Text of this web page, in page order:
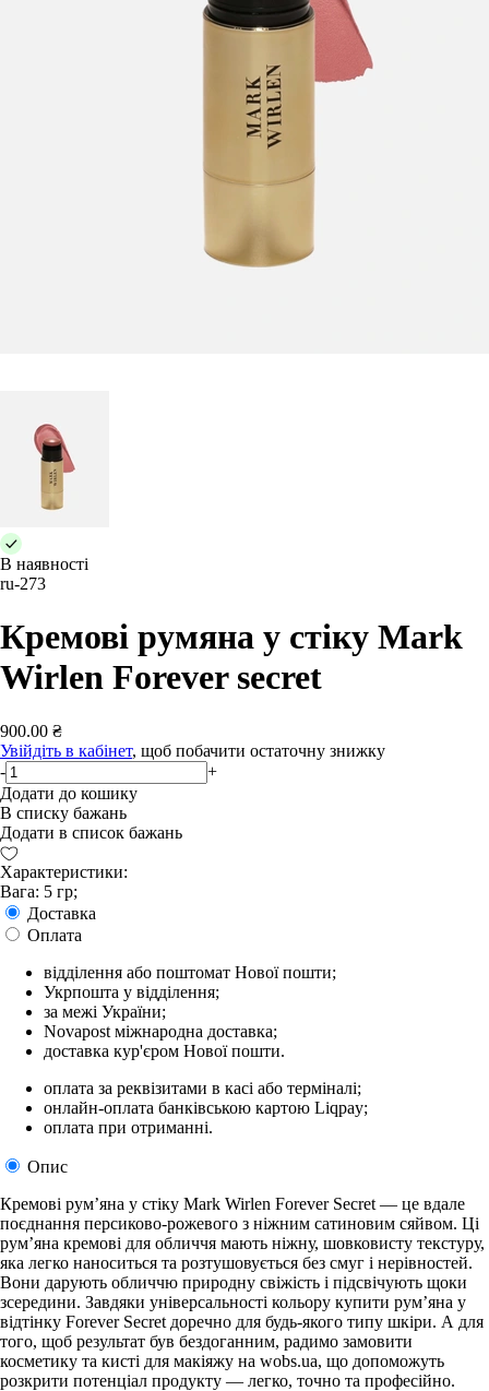
В наявності
ru-273
Кремові румяна у стіку Mark
Wirlen Forever secret
900.00 ₴
Увійдіть в кабінет, щоб побачити остаточну знижку
-
+
Додати до кошику
В списку бажань
Додати в список бажань
Характеристики:
Вага: 5 гр;
Доставка
Оплата
відділення або поштомат Нової пошти;
Укрпошта у відділення;
за межі України;
Novapost міжнародна доставка;
доставка кур'єром Нової пошти.
оплата за реквізитами в касі або терміналі;
онлайн-оплата банківською картою Liqpay;
оплата при отриманні.
Опис
Кремові рум’яна у стіку Mark Wirlen Forever Secret — це вдале
поєднання персиково-рожевого з ніжним сатиновим сяйвом. Ці
рум’яна кремові для обличчя мають ніжну, шовковисту текстуру,
яка легко наноситься та розтушовується без смуг і нерівностей.
Вони дарують обличчю природну свіжість і підсвічують щоки
зсередини. Завдяки універсальності кольору купити рум’яна у
відтінку Forever Secret доречно для будь-якого типу шкіри. А для
того, щоб результат був бездоганним, радимо замовити
косметику та кисті для макіяжу на wobs.ua, що допоможуть
розкрити потенціал продукту — легко, точно та професійно.